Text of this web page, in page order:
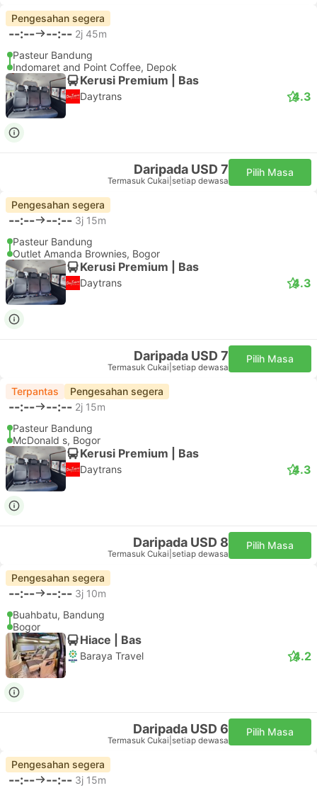
Pengesahan segera
--:-- --:-- 2j 45m
Pasteur Bandung
Indomaret and Point Coffee, Depok
Kerusi Premium | Bas
Daytrans 4.3
Daripada USD 7
Termasuk Cukai setiap dewasa
Pilih Masa
Pengesahan segera
--:-- --:-- 3j 15m
Pasteur Bandung
Outlet Amanda Brownies, Bogor
Kerusi Premium | Bas
Daytrans 4.3
Daripada USD 7
Termasuk Cukai setiap dewasa
Pilih Masa
Terpantas Pengesahan segera
--:-- --:-- 2j 15m
Pasteur Bandung
McDonald s, Bogor
Kerusi Premium | Bas
Daytrans 4.3
Daripada USD 8
Termasuk Cukai setiap dewasa
Pilih Masa
Pengesahan segera
--:-- --:-- 3j 10m
Buahbatu, Bandung
Bogor
Hiace | Bas
Baraya Travel 4.2
Daripada USD 6
Termasuk Cukai setiap dewasa
Pilih Masa
Pengesahan segera
--:-- --:-- 3j 15m